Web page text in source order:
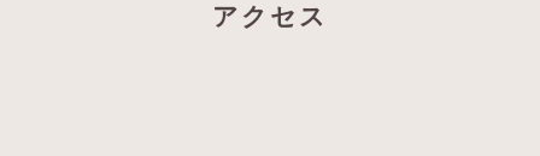
アクセス